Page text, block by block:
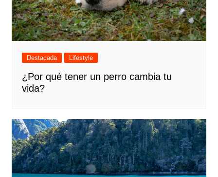
Destacada Lifestyle
¿Por qué tener un perro cambia tu
vida?